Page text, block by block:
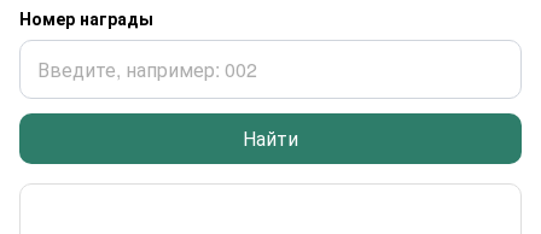
Номер награды
Найти